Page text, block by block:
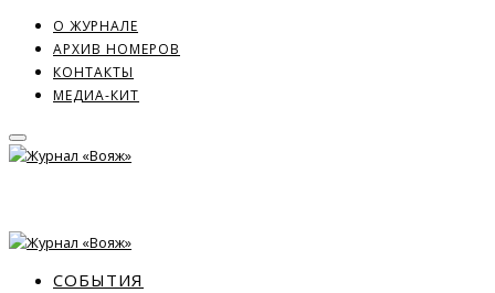
О ЖУРНАЛЕ
АРХИВ НОМЕРОВ
КОНТАКТЫ
МЕДИА-КИТ
СОБЫТИЯ